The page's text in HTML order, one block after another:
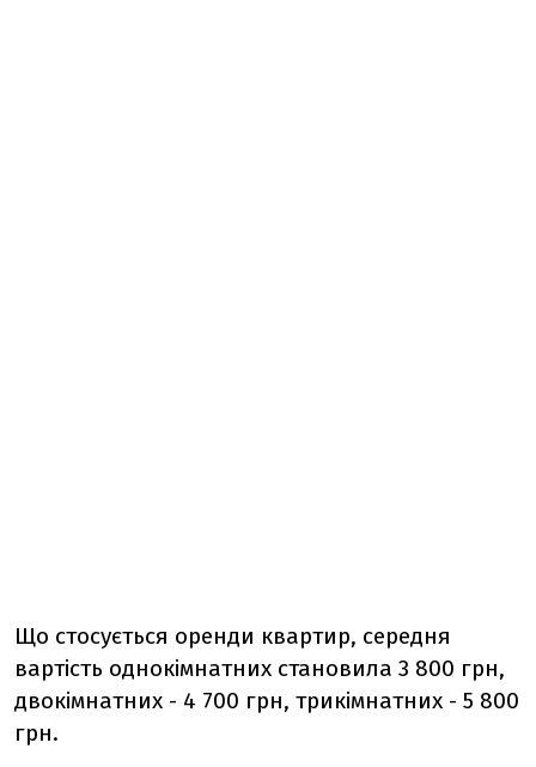
Що стосується оренди квартир, середня
вартість однокімнатних становила 3 800 грн,
двокімнатних - 4 700 грн, трикімнатних - 5 800
грн.